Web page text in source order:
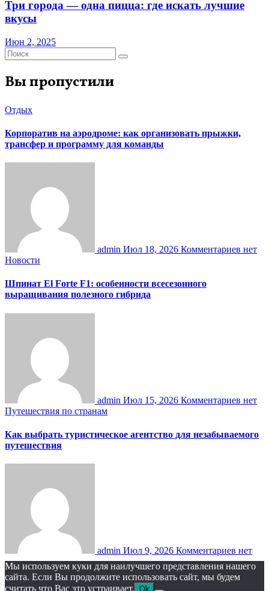
Три города — одна пицца: где искать лучшие
вкусы
Июн 2, 2025
Вы пропустили
Отдых
Корпоратив на аэродроме: как организовать прыжки,
трансфер и программу для команды
admin Июл 18, 2026 Комментариев нет
Новости
Шпинат El Forte F1: особенности всесезонного
выращивания полезного гибрида
admin Июл 15, 2026 Комментариев нет
Путешествия по странам
Как выбрать туристическое агентство для незабываемого
путешествия
admin Июл 9, 2026 Комментариев нет
Мы используем куки для наилучшего представления нашего
сайта. Если Вы продолжите использовать сайт, мы будем
считать что Вас это устраивает. Ok